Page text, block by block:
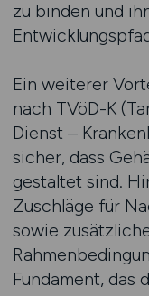
zu binden und
Ein weiterer
nach TVöD-K
Dienst –
sicher, dass
gestaltet sind.
Zuschläge für
sowie
Fundament, das